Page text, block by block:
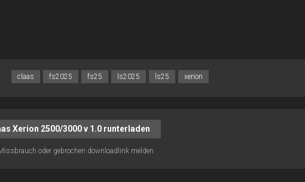
claas fs2025 fs25 ls2025 ls25 xerion
Xerion 2500/3000 v 1.0 runterladen
oder gebrochen downloadlink melden